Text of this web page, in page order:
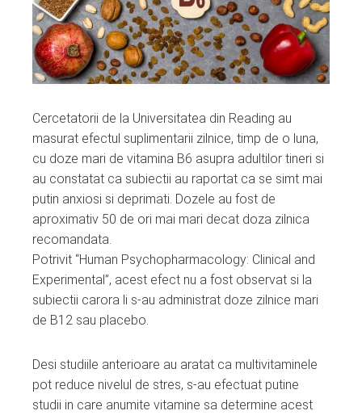
Cercetatorii de la Universitatea din Reading au
masurat efectul suplimentarii zilnice, timp de o luna,
cu doze mari de vitamina B6 asupra adultilor tineri si
au constatat ca subiectii au raportat ca se simt mai
putin anxiosi si deprimati. Dozele au fost de
aproximativ 50 de ori mai mari decat doza zilnica
recomandata.
Potrivit “Human Psychopharmacology: Clinical and
Experimental”, acest efect nu a fost observat si la
subiectii carora li s-au administrat doze zilnice mari
de B12 sau placebo.
Desi studiile anterioare au aratat ca multivitaminele
pot reduce nivelul de stres, s-au efectuat putine
studii in care anumite vitamine sa determine acest